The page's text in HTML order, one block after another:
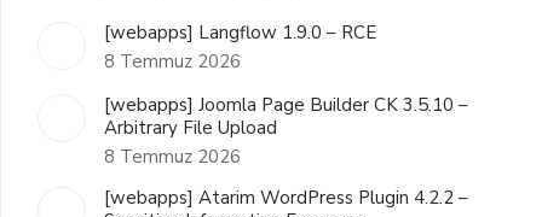
[webapps] Langflow 1.9.0 – RCE
8 Temmuz 2026
[webapps] Joomla Page Builder CK 3.5.10 –
Arbitrary File Upload
8 Temmuz 2026
[webapps] Atarim WordPress Plugin 4.2.2 –